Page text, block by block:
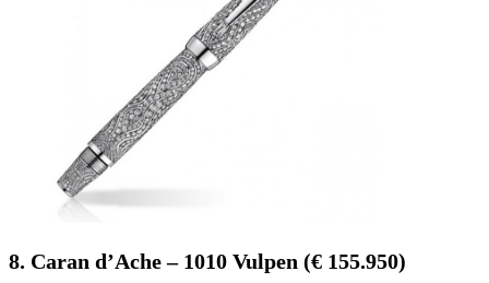
8. Caran d’Ache – 1010 Vulpen (€ 155.950)